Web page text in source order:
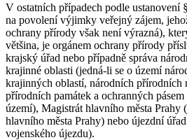
V ostatních případech podle ustanovení
na povolení výjimky veřejný zájem,
ochrany přírody však není výrazná),
většina, je orgánem ochrany přírody
krajský úřad nebo případně správa
krajinné oblasti (jedná-li se o území
krajinných oblastí, národních přírodních
přírodních památek a ochranných
území), Magistrát hlavního města Prahy
hlavního města Prahy) nebo újezdní
vojenského újezdu).